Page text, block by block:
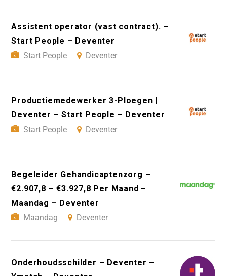
Assistent operator (vast contract). –
Start People – Deventer
Start People
Deventer
Productiemedewerker 3-Ploegen |
Deventer – Start People – Deventer
Start People
Deventer
Begeleider Gehandicaptenzorg –
€2.907,8 – €3.927,8 Per Maand –
Maandag – Deventer
Maandag
Deventer
Onderhoudsschilder – Deventer –